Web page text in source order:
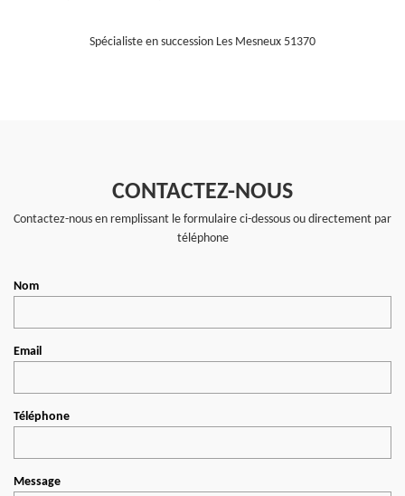
Spécialiste en succession Les Mesneux 51370
CONTACTEZ-NOUS
Contactez-nous en remplissant le formulaire ci-dessous ou directement par
téléphone
Nom
Email
Téléphone
Message